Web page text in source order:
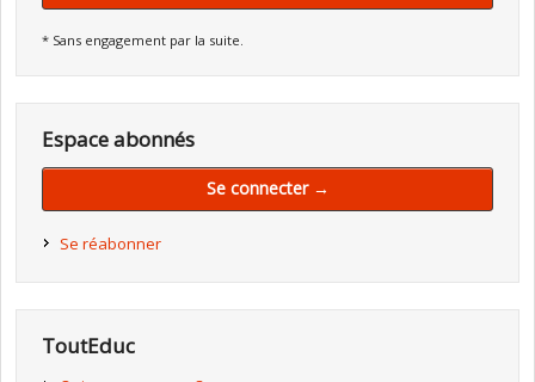
* Sans engagement par la suite.
Espace abonnés
Se connecter →
Se réabonner
ToutEduc